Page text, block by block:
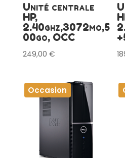
Unité centrale
HP,
2.40ghz,3072mo,5
00go, OCC
249,00 €
Occasion